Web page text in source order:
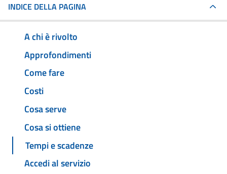
INDICE DELLA PAGINA
A chi è rivolto
Approfondimenti
Come fare
Costi
Cosa serve
Cosa si ottiene
Tempi e scadenze
Accedi al servizio